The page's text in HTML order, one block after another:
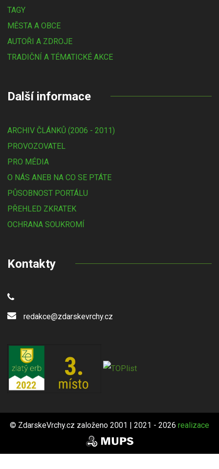
TAGY
MĚSTA A OBCE
AUTOŘI A ZDROJE
TRADIČNÍ A TÉMATICKÉ AKCE
Další informace
ARCHIV ČLÁNKŮ (2006 - 2011)
PROVOZOVATEL
PRO MÉDIA
O NÁS ANEB NA CO SE PTÁTE
PŮSOBNOST PORTÁLU
PŘEHLED ZKRATEK
OCHRANA SOUKROMÍ
Kontakty
redakce@zdarskevrchy.cz
© ZdarskeVrchy.cz založeno 2001 | 2021 - 2026 realizace